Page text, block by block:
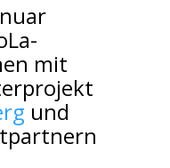
mit
und